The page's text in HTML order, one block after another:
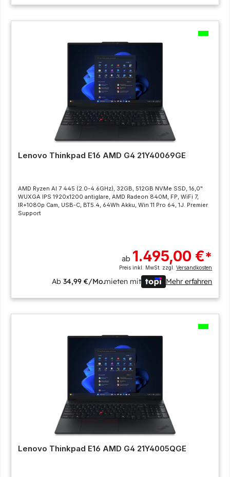
Lenovo Thinkpad E16 AMD G4 21Y40069GE
AMD Ryzen AI 7 445 (2.0-4.6GHz), 32GB, 512GB NVMe SSD, 16,0"
WUXGA IPS 1920x1200 antiglare, AMD Radeon 840M, FP, WiFi 7,
IR+1080p Cam, USB-C, BT5.4, 64Wh Akku, Win 11 Pro 64, 1J. Premier
Support
ab 1.495,00 €*
Preis inkl. MwSt. zzgl.Versandkosten
Ab34,99 €/Mo.mieten mit Mehr erfahren
Lenovo Thinkpad E16 AMD G4 21Y4005QGE